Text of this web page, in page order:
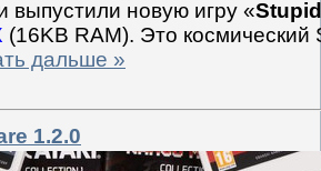
выпустили новую игру «
(16KB RAM). Это космический
дальше »
1.2.0